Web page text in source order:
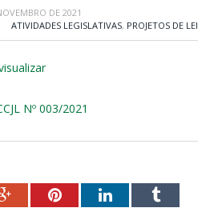
DE 2021
ATIVIDADES LEGISLATIVAS, PROJETOS DE LEI
Nº 003/2021
Google+PinterestLinkedInTumblr